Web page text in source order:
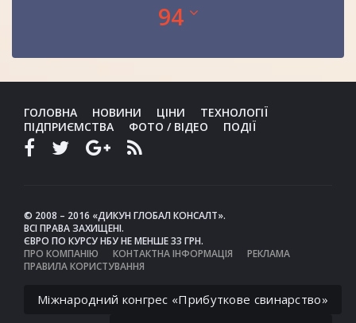
94
ГОЛОВНА НОВИНИ ЦІНИ
ТЕХНОЛОГІЇ
ПІДПРИЄМСТВА
ФОТО / ВІДЕО ПОДІЇ
© 2008 – 2016 «ДИКУН ГЛОБАЛ КОНСАЛТ».
ВСІ ПРАВА ЗАХИЩЕНІ.
ЄВРО ПО КУРСУ НБУ НЕ МЕНШЕ 33 ГРН.
ПРО КОМПАНІЮ
КОНТАКТНА ІНФОРМАЦІЯ
РЕКЛАМА
ПРАВИЛА КОРИСТУВАННЯ
Міжнародний конгрес «Прибуткове свинарство»